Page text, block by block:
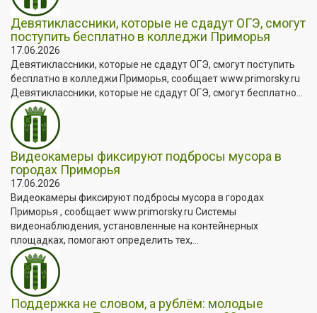
Девятиклассники, которые не сдадут ОГЭ, смогут
поступить бесплатно в колледжи Приморья
17.06.2026
Девятиклассники, которые не сдадут ОГЭ, смогут поступить
бесплатно в колледжи Приморья, сообщает www.primorsky.ru
Девятиклассники, которые не сдадут ОГЭ, смогут бесплатно...
Видеокамеры фиксируют подбросы мусора в
городах Приморья
17.06.2026
Видеокамеры фиксируют подбросы мусора в городах
Приморья , сообщает www.primorsky.ru Системы
видеонаблюдения, установленные на контейнерных
площадках, помогают определить тех,...
Поддержка не словом, а рублём: молодые